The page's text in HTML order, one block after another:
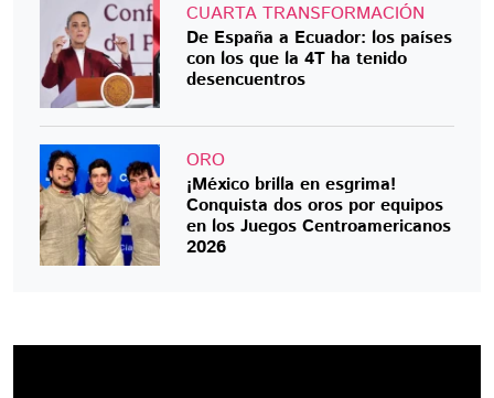
CUARTA TRANSFORMACIÓN
De España a Ecuador: los países
con los que la 4T ha tenido
desencuentros
ORO
¡México brilla en esgrima!
Conquista dos oros por equipos
en los Juegos Centroamericanos
2026